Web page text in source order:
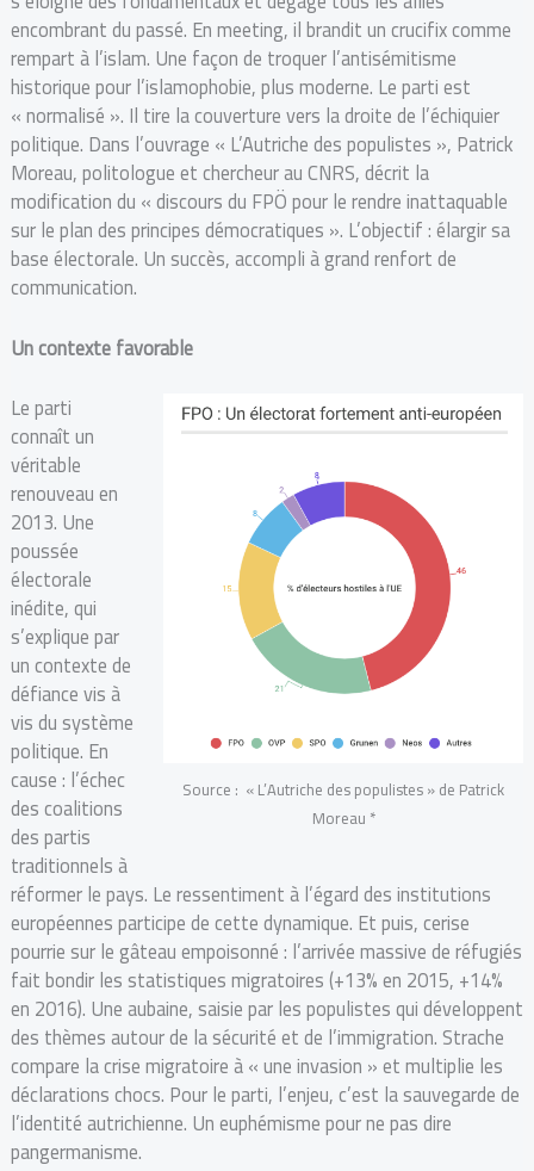
encombrant du passé. En meeting, il brandit un crucifix comme
rempart à l’islam. Une façon de troquer l’antisémitisme
historique pour l’islamophobie, plus moderne. Le parti est
« normalisé ». Il tire la couverture vers la droite de l’échiquier
politique. Dans l’ouvrage « L’Autriche des populistes », Patrick
Moreau, politologue et chercheur au CNRS, décrit la
modification du « discours du FPÖ pour le rendre inattaquable
sur le plan des principes démocratiques ». L’objectif : élargir sa
base électorale. Un succès, accompli à grand renfort de
communication.
Un contexte favorable
Source : « L’Autriche des populistes » de Patrick
Moreau *
Le parti
connaît un
véritable
renouveau en
2013. Une
poussée
électorale
inédite, qui
s’explique par
un contexte de
défiance vis à
vis du système
politique. En
cause : l’échec
des coalitions
des partis
traditionnels à
réformer le pays. Le ressentiment à l’égard des institutions
européennes participe de cette dynamique. Et puis, cerise
pourrie sur le gâteau empoisonné : l’arrivée massive de réfugiés
fait bondir les statistiques migratoires (+13% en 2015, +14%
en 2016). Une aubaine, saisie par les populistes qui développent
des thèmes autour de la sécurité et de l’immigration. Strache
compare la crise migratoire à « une invasion » et multiplie les
déclarations chocs. Pour le parti, l’enjeu, c’est la sauvegarde de
l’identité autrichienne. Un euphémisme pour ne pas dire
pangermanisme.